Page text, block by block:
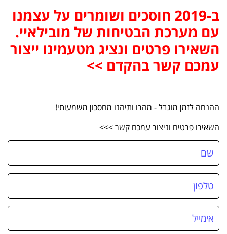
ב-2019 חוסכים ושומרים על עצמנו
עם מערכת הבטיחות של מובילאיי.
השאירו פרטים ונציג מטעמינו ייצור
עמכם קשר בהקדם >>
ההנחה לזמן מוגבל - מהרו ותיהנו מחסכון משמעותי!
השאירו פרטים וניצור עמכם קשר >>>